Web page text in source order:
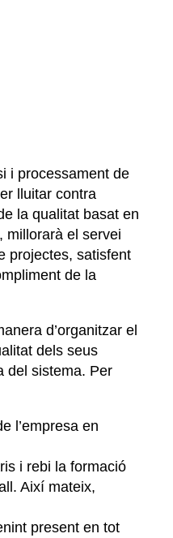
i processament de
lluitar contra
la qualitat basat en
millorarà el servei
projectes, satisfent
de la
d’organitzar el
dels seus
del sistema. Per
l’empresa en
i rebi la formació
Així mateix,
present en tot